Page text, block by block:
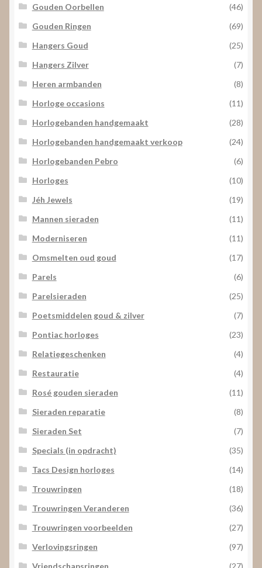
Gouden Oorbellen
(46)
Gouden Ringen
(69)
Hangers Goud
(25)
Hangers Zilver
(7)
Heren armbanden
(8)
Horloge occasions
(11)
Horlogebanden handgemaakt
(28)
Horlogebanden handgemaakt verkoop
(24)
Horlogebanden Pebro
(6)
Horloges
(10)
Jéh Jewels
(19)
Mannen sieraden
(11)
Moderniseren
(11)
Omsmelten oud goud
(17)
Parels
(6)
Parelsieraden
(25)
Poetsmiddelen goud & zilver
(7)
Pontiac horloges
(23)
Relatiegeschenken
(4)
Restauratie
(4)
Rosé gouden sieraden
(11)
Sieraden reparatie
(8)
Sieraden Set
(7)
Specials (in opdracht)
(35)
Tacs Design horloges
(14)
Trouwringen
(18)
Trouwringen Veranderen
(36)
Trouwringen voorbeelden
(27)
Verlovingsringen
(97)